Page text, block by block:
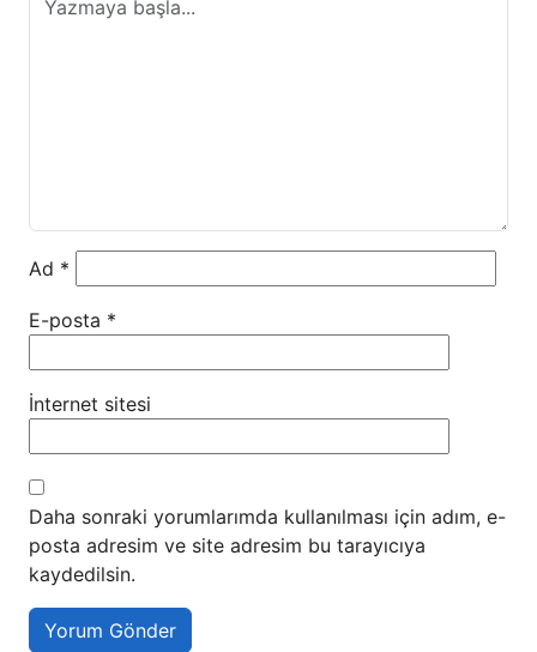
Ad *
E-posta *
İnternet sitesi
Daha sonraki yorumlarımda kullanılması için adım, e-
posta adresim ve site adresim bu tarayıcıya
kaydedilsin.